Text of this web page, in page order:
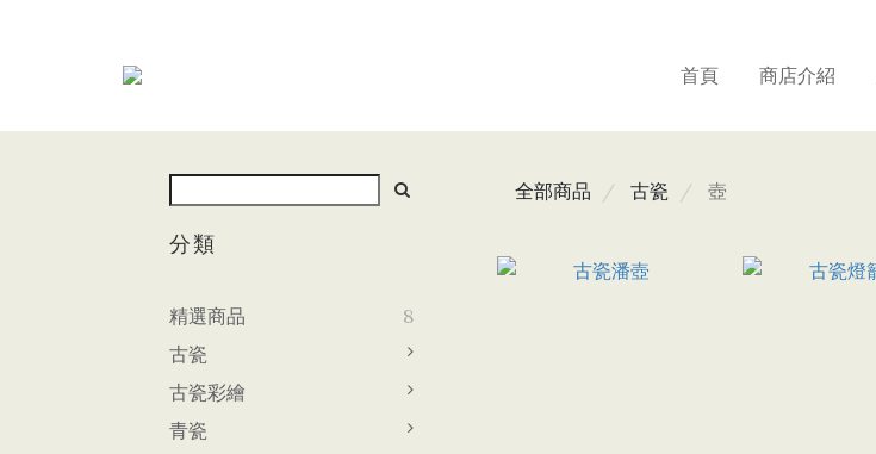
首頁 商店介紹
分類
精選商品
8
古瓷
古瓷彩繪
青瓷
全部商品 古瓷 壺